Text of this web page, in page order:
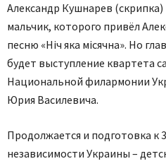
Александр Кушнарев
мальчик, которого привёл
песню «Ніч яка місячна». Но
будет выступление квартета
Национальной филармонии
Юрия Василевича.
Продолжается и подготовка
независимости Украины –